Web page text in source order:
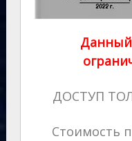
Данный
ДОСТУП
Стоимость